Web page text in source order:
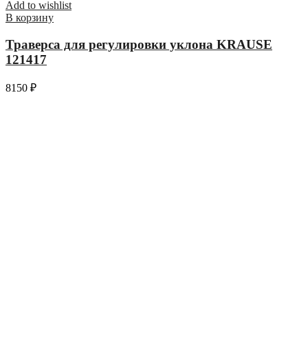
Add to wishlist
В корзину
Траверса для регулировки уклона KRAUSE
121417
8150 ₽